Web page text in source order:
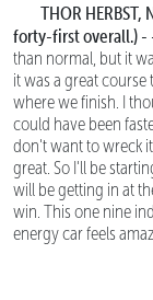
THOR
forty-first overall.) -
than normal, but it
it was a great
where we finish. I
could have been
don't want to wreck
great. So I'll be
will be getting in at
win. This one nine
energy car feels